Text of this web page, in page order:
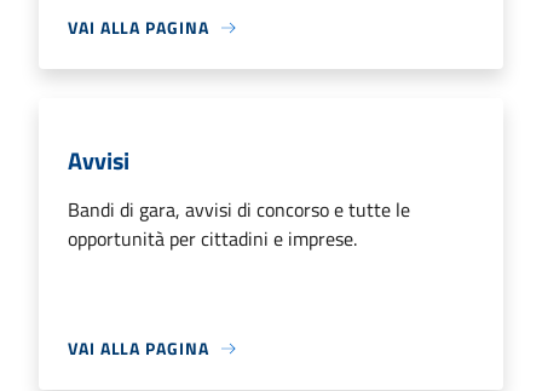
VAI ALLA PAGINA
Avvisi
Bandi di gara, avvisi di concorso e tutte le
opportunità per cittadini e imprese.
VAI ALLA PAGINA